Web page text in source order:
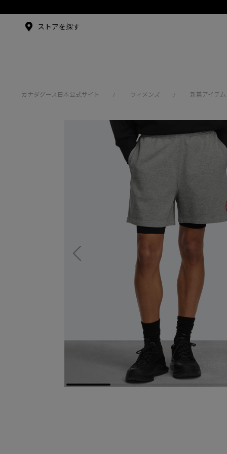
アンバサダー
ストアを探す
カナダグース日本公式サイト / ウィメンズ / 新着アイテム